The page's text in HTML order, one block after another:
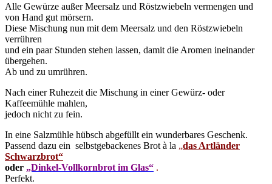
Alle Gewürze außer Meersalz und Röstzwiebeln vermengen und
von Hand gut mörsern.
Diese Mischung nun mit dem Meersalz und den Röstzwiebeln
verrühren
und ein paar Stunden stehen lassen, damit die Aromen ineinander
übergehen.
Ab und zu umrühren.
Nach einer Ruhezeit die Mischung in einer Gewürz- oder
Kaffeemühle mahlen,
jedoch nicht zu fein.
In eine Salzmühle hübsch abgefüllt ein wunderbares Geschenk.
Passend dazu ein selbstgebackenes Brot à la „das Artländer
Schwarzbrot“
oder „Dinkel-Vollkornbrot im Glas“ .
Perfekt.